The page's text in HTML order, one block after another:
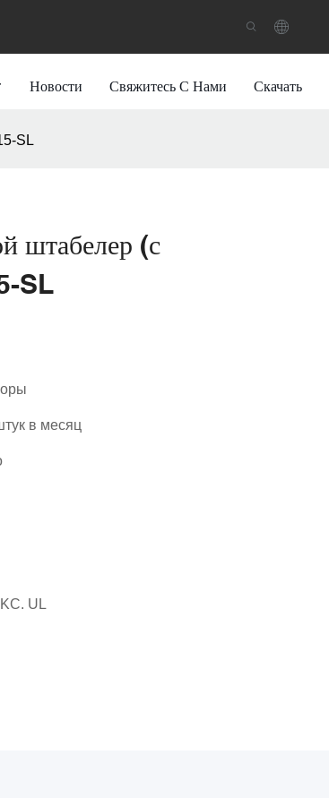
Новости Свяжитесь С Нами Скачать
SL
штабелер (с
SL
в месяц
UL